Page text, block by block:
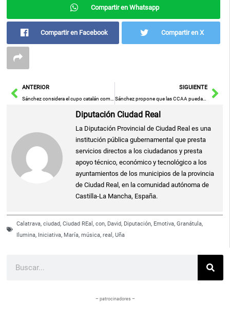
Compartir en Whatsapp
Compartir en Facebook Compartir en X
AntANTERIOR
Sánchez considera el cupo catalán como una oportunidad para una «nueva etapa autonómica» con responsabilidad fiscal de las CCAA.
SIGUIENTE
Sánchez propone que las CCAA puedan recaudar más impuestos y resalta una nueva etapa autonómica tras el cupo catalán
Diputación Ciudad Real
La Diputación Provincial de Ciudad Real es una
institución pública gubernamental que presta
servicios directos a los ciudadanos y presta
apoyo técnico, económico y tecnológico a los
ayuntamientos de los municipios de la provincia
de Ciudad Real, en la comunidad autónoma de
Castilla-La Mancha, España.
Calatrava,ciudad,Ciudad REal,con, David, Diputación, Emotiva,Granátula,
Ilumina, Iniciativa, María,música,real,Uña
– patrocinadores –